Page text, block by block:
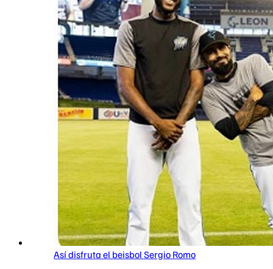
Así disfruta el beisbol Sergio Romo